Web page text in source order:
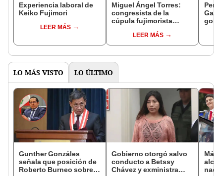
Experiencia laboral de
Keiko Fujimori
LEER MÁS
Miguel Ángel Torres:
congresista de la
cúpula fujimorista
del SenadoLEER MÁS
LO MÁS VISTO LO ÚLTIMO
Gunther Gonzáles
señala que posición de
Roberto Burneo sobre
Gobierno otorgó salvo
conducto a Betssy
Chávez y exministra
Más